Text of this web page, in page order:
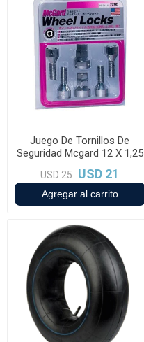
Juego De Tornillos De
Seguridad Mcgard 12 X 1,25
USD 25 USD 21